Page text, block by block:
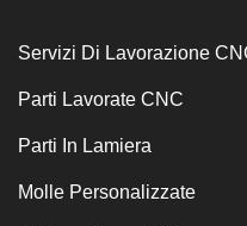
Servizi Di Lavorazione
Parti Lavorate CNC
Parti In Lamiera
Molle Personalizzate